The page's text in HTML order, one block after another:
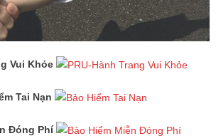
Vui Khỏe
Tai Nạn
Đóng Phí